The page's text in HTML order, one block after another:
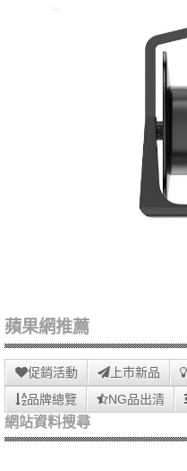
蘋果網推薦
促銷活動 上市新品
品牌總覽
NG品出清
網站資料搜尋